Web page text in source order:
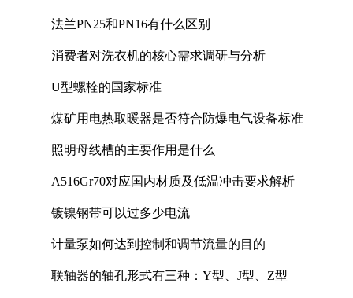
法兰PN25和PN16有什么区别
消费者对洗衣机的核心需求调研与分析
U型螺栓的国家标准
煤矿用电热取暖器是否符合防爆电气设备标准
照明母线槽的主要作用是什么
A516Gr70对应国内材质及低温冲击要求解析
镀镍钢带可以过多少电流
计量泵如何达到控制和调节流量的目的
联轴器的轴孔形式有三种：Y型、J型、Z型